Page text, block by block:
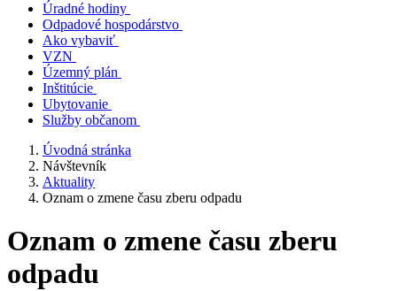
Úradné hodiny
Odpadové hospodárstvo
Ako vybaviť
VZN
Územný plán
Inštitúcie
Ubytovanie
Služby občanom
Úvodná stránka
Návštevník
Aktuality
Oznam o zmene času zberu odpadu
Oznam o zmene času zberu
odpadu